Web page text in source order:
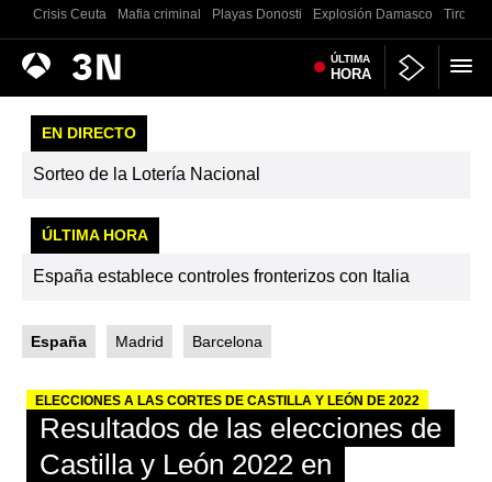
Crisis Ceuta Mafia criminal Playas Donosti Explosión Damasco Tiroteo
Antena
3
Noticias ÚLTIMA
HORA
EN DIRECTO
Sorteo de la Lotería Nacional
ÚLTIMA HORA
España establece controles fronterizos con Italia
España Madrid Barcelona
ELECCIONES A LAS CORTES DE CASTILLA Y LEÓN DE 2022
Resultados de las elecciones de
Castilla y León 2022 en